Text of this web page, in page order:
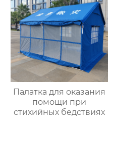
Палатка для оказания
помощи при
стихийных бедствиях